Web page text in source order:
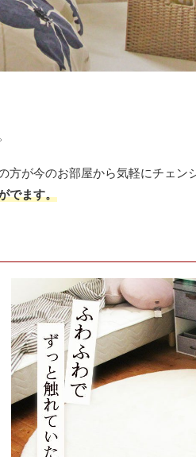
が今のお部屋から気軽にチェン
でます。